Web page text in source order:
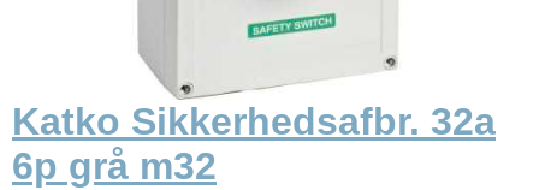
Katko Sikkerhedsafbr. 32a
6p grå m32